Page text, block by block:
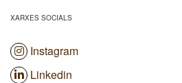
XARXES SOCIALS
Instagram
Linkedin